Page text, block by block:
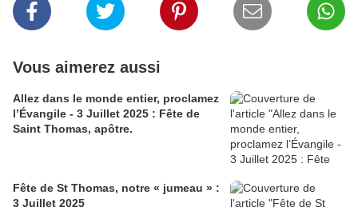
Vous aimerez aussi
Allez dans le monde entier, proclamez
l’Évangile - 3 Juillet 2025 : Fête de
Saint Thomas, apôtre.
Fête de St Thomas, notre « jumeau » :
3 Juillet 2025